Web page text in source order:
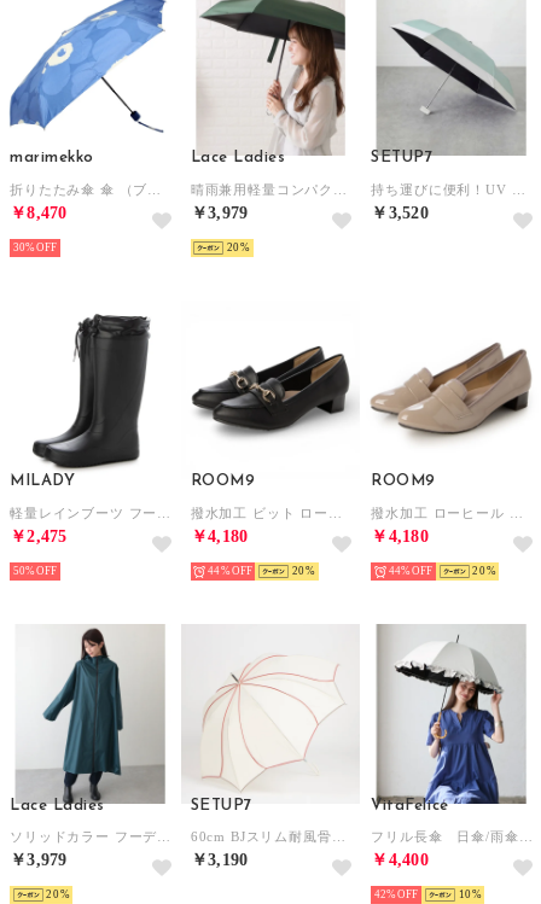
marimekko
￥8,470
30%
Lace Ladies
￥3,979
20
SETUP7
￥3,520
MILADY
￥2,475
50%
ROOM9
￥4,180
44% 20
ROOM9
￥4,180
44% 20
Lace Ladies
￥3,979
20
SETUP7
￥3,190
VitaFelice
￥4,400
42% 10